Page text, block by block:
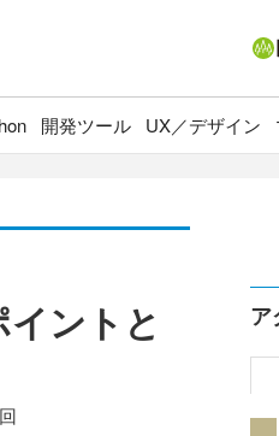
開発ツール UX／デザイン
ントと
ア